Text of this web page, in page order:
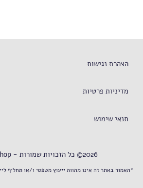
הצהרת נגישות
מדיניות פרטיות
תנאי שימוש
2026© כל הזכויות שמורות - LawpubShop
*האמור באתר זה אינו מהווה ייעוץ משפטי ו/או תחליף